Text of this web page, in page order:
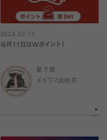
2024.07.11
毎月11日はWポイント！
靴下屋
メイワン浜松店